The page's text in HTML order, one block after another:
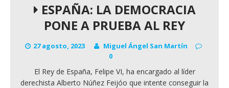
ESPAÑA: LA DEMOCRACIA
PONE A PRUEBA AL REY
27 agosto, 2023
Miguel Ángel San Martín
0
El Rey de España, Felipe VI, ha encargado al líder
derechista Alberto Núñez Feijóo que intente conseguir la